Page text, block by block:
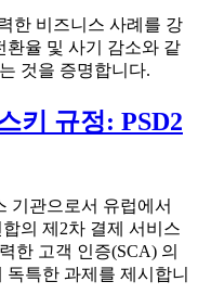
한 비즈니스 사례를 강
환율 및 사기 감소와 같
것을 증명합니다.
키 규정: PSD2
기관으로서 유럽에서
의 제2차 결제 서비스
한 고객 인증(SCA) 의
특한 과제를 제시합니